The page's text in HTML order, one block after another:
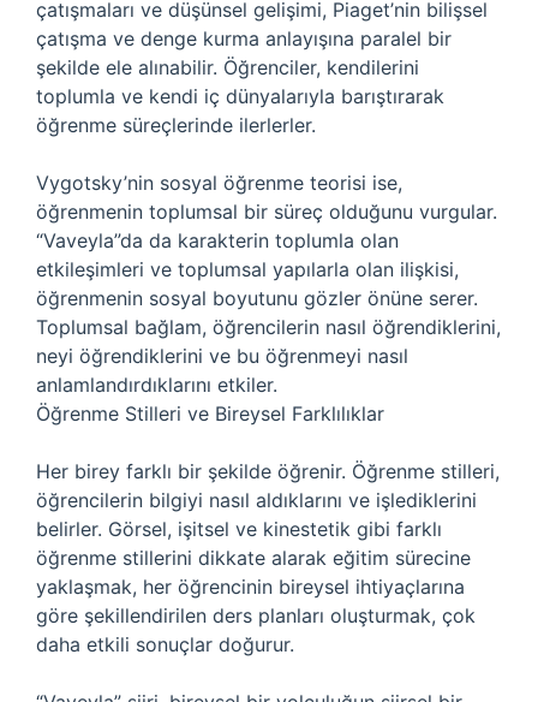
çatışmaları ve düşünsel gelişimi, Piaget’nin bilişsel
çatışma ve denge kurma anlayışına paralel bir
şekilde ele alınabilir. Öğrenciler, kendilerini
toplumla ve kendi iç dünyalarıyla barıştırarak
öğrenme süreçlerinde ilerlerler.
Vygotsky’nin sosyal öğrenme teorisi ise,
öğrenmenin toplumsal bir süreç olduğunu vurgular.
“Vaveyla”da da karakterin toplumla olan
etkileşimleri ve toplumsal yapılarla olan ilişkisi,
öğrenmenin sosyal boyutunu gözler önüne serer.
Toplumsal bağlam, öğrencilerin nasıl öğrendiklerini,
neyi öğrendiklerini ve bu öğrenmeyi nasıl
anlamlandırdıklarını etkiler.
Öğrenme Stilleri ve Bireysel Farklılıklar
Her birey farklı bir şekilde öğrenir. Öğrenme stilleri,
öğrencilerin bilgiyi nasıl aldıklarını ve işlediklerini
belirler. Görsel, işitsel ve kinestetik gibi farklı
öğrenme stillerini dikkate alarak eğitim sürecine
yaklaşmak, her öğrencinin bireysel ihtiyaçlarına
göre şekillendirilen ders planları oluşturmak, çok
daha etkili sonuçlar doğurur.